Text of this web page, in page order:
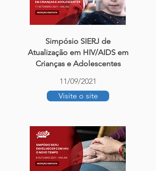
Simpósio SIERJ de
Atualização em HIV/AIDS em
Crianças e Adolescentes
11/09/2021
Visite o site